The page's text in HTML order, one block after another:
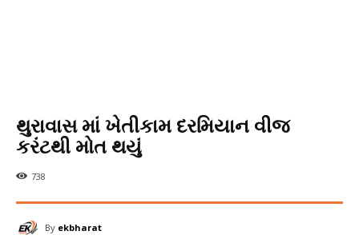
થુરાવાસ માં ખેતીકામ દરમિયાન વીજ
કરંટથી મોત થયું
738
By ekbharat